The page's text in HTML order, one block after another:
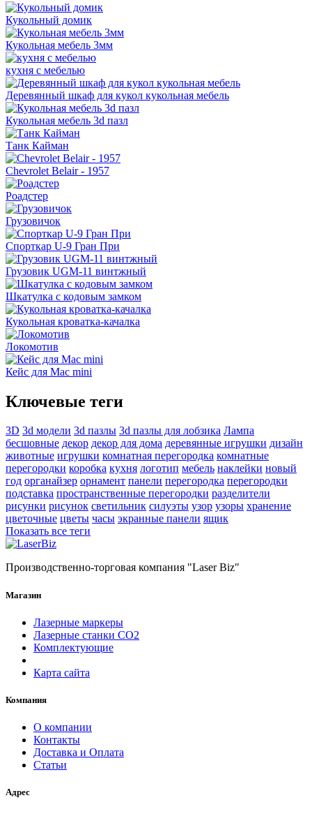
Кукольный домик
Кукольная мебель 3мм
кухня с мебелью
Деревянный шкаф для кукол кукольная мебель
Кукольная мебель 3d пазл
Танк Кайман
Chevrolet Belair - 1957
Роадстер
Грузовичок
Спорткар U-9 Гран При
Грузовик UGM-11 винтжный
Шкатулка с кодовым замком
Кукольная кроватка-качалка
Локомотив
Кейс для Mac mini
Ключевые теги
3D 3d модели 3d пазлы 3d пазлы для лобзика Лампа
бесшовные декор декор для дома деревянные игрушки дизайн
животные игрушки комнатная перегородка комнатные
перегородки коробка кухня логотип мебель наклейки новый
год органайзер орнамент панели перегородка перегородки
подставка пространственные перегородки разделители
рисунки рисунок светильник силуэты узор узоры хранение
цветочные цветы часы экранные панели ящик
Показать все теги
Производственно-торговая компания "Laser Biz"
Магазин
Лазерные маркеры
Лазерные станки СО2
Комплектующие
Карта сайта
Компания
О компании
Контакты
Доставка и Оплата
Статьи
Адрес